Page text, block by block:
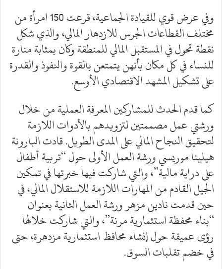
وفي عرض قوي للقيادة الجماعية، قرعت 150 امرأة من
مختلف القطاعات الجرس للازدهار المالي، والذي شكل
نقطة تحول في المستقبل المالي للمنطقة وكان بمثابة منارة
للنساء في كل مكان بأنهن يتمتعن بالقوة والنفوذ والقدرة
على تشكيل المشهد الاقتصادي الأوسع.
كما قدم الحدث للمشاركين المعرفة العملية من خلال
ورشتي عمل مصممتين لتزويدهم بالأدوات اللازمة
لتحقيق النجاح المالي على المدى الطويل. قادت البارونة
هيلينا موريسي ورشة العمل الأولى حول “تربية أطفال
على دراية مالية”، والتي شاركت فيها خبرتها في تمكين
الجيل القادم من المهارات اللازمة للاستقلال المالي، في
حين قدمت نادين مزهر ورشة العمل الثانية بعنوان
“بناء محفظة استثمارية مرنة”، والتي شاركت خلالها
رؤى عميقة حول إنشاء محافظ استثمارية مزدهرة، حتى
في خضم تقلبات السوق.